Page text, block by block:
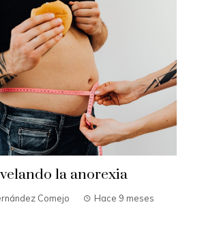
la anorexia
Comejo Hace 9 meses